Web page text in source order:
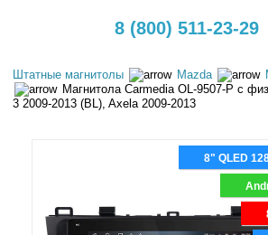
8 (800) 511-23-29
Штатные магнитолы Mazda
Магнитола Carmedia OL-9507-P с
3 2009-2013 (BL), Axela 2009-2013
8" QLED